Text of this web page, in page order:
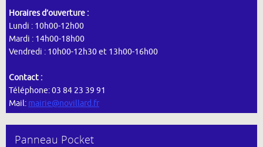
Horaires d’ouverture :
Lundi : 10h00-12h00
Mardi : 14h00-18h00
Vendredi : 10h00-12h30 et 13h00-16h00
Contact :
Téléphone: 03 84 23 39 91
Mail: mairie@novillard.fr
Panneau Pocket